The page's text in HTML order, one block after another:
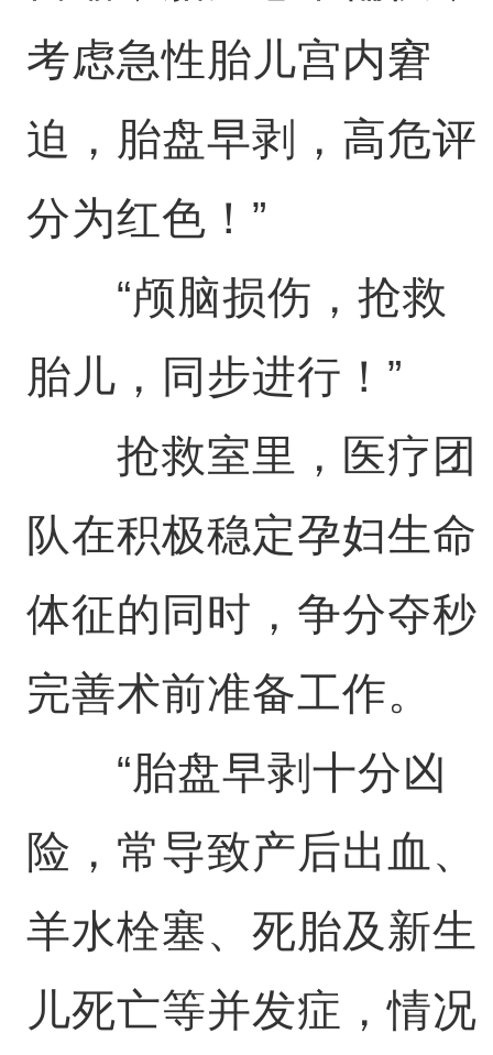
考虑急性胎儿宫内窘
迫，胎盘早剥，高危评
分为红色！”
“颅脑损伤，抢救
胎儿，同步进行！”
抢救室里，医疗团
队在积极稳定孕妇生命
体征的同时，争分夺秒
完善术前准备工作。
“胎盘早剥十分凶
险，常导致产后出血、
羊水栓塞、死胎及新生
儿死亡等并发症，情况